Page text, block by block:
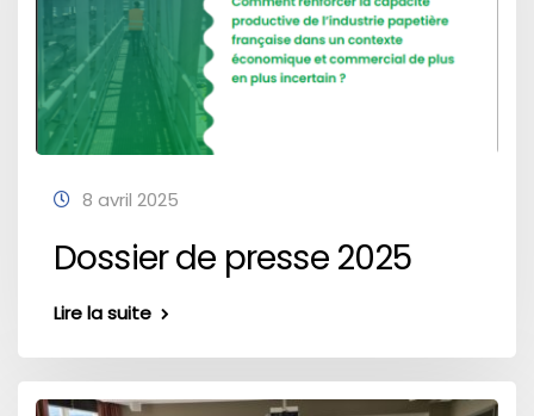
8 avril 2025
Dossier de presse 2025
Lire la suite